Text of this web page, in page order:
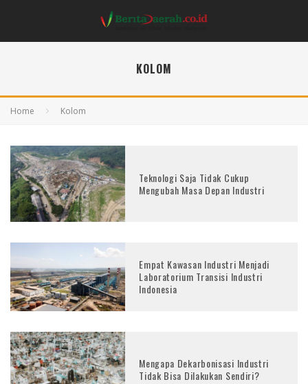
KOLOM
Home Kolom
Teknologi Saja Tidak Cukup
Mengubah Masa Depan Industri
Empat Kawasan Industri Menjadi
Laboratorium Transisi Industri
Indonesia
Mengapa Dekarbonisasi Industri
Tidak Bisa Dilakukan Sendiri?